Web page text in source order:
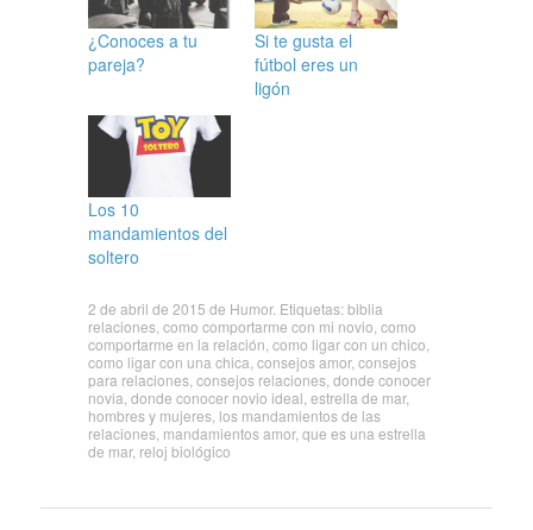
¿Conoces a tu
pareja?
Si te gusta el
fútbol eres un
ligón
Los 10
mandamientos del
soltero
2 de abril de 2015 de Humor. Etiquetas:biblia
relaciones, como comportarme con mi novio como
comportarme en la relación como ligar con un chico
como ligar con una chica consejos amor, consejos
para relaciones, consejos relaciones, donde conocer
novia donde conocer novio ideal estrella de mar,
hombres y mujeres, los mandamientos de las
relaciones, mandamientos amor, que es una estrella
de mar, reloj biológico